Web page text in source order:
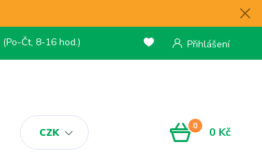
CZK
Přihlášení
(Po-Čt, 8-16 hod.)
0 0 Kč